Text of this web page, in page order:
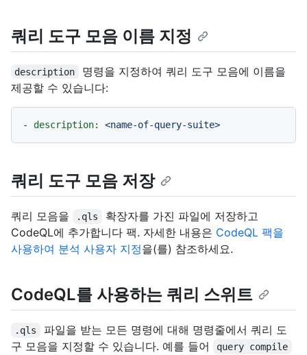
쿼리 도구 모음 이름 지정
description
명령을 지정하여 쿼리 도구 모음에 이름을
제공할 수 있습니다:
- description: <name-of-query-suite>
쿼리 도구 모음 저장
쿼리 모음을 .qls
확장자를 가진 파일에 저장하고
CodeQL에 추가합니다 팩. 자세한 내용은 CodeQL 팩을
사용하여 분석 사용자 지정을(를) 참조하세요.
CodeQL를 사용하는 쿼리 스위트
.qls
파일을 받는 모든 명령에 대해 명령줄에서 쿼리 도
구 모음을 지정할 수 있습니다. 예를 들어
query compile